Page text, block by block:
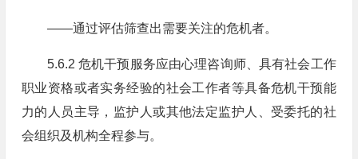
——通过评估筛查出需要关注的危机者。
5.6.2 危机干预服务应由心理咨询师、具有社会工作
职业资格或者实务经验的社会工作者等具备危机干预能
力的人员主导，监护人或其他法定监护人、受委托的社
会组织及机构全程参与。